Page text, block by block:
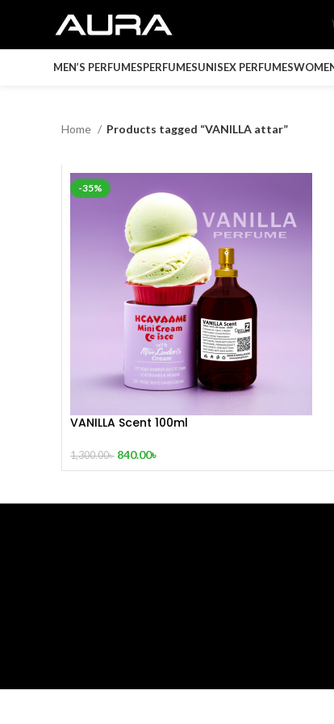
MEN’S PERFUMESPERFUMESUNISEX PERFUMES
Home Products tagged “VANILLA attar”
-35%
VANILLA Scent 100ml
1,300.00৳ 840.00৳